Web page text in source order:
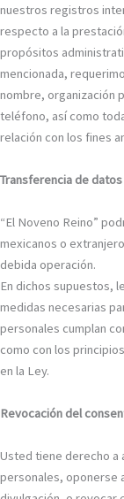
nuestros registros
respecto a la
propósitos
mencionada,
nombre, organización
teléfono, así como
relación con los fines
Transferencia de
“El Noveno Reino”
mexicanos o
debida operación.
En dichos supuestos,
medidas necesarias
personales cumplan
como con los
en la Ley.
Revocación del
Usted tiene derecho a
personales, oponerse